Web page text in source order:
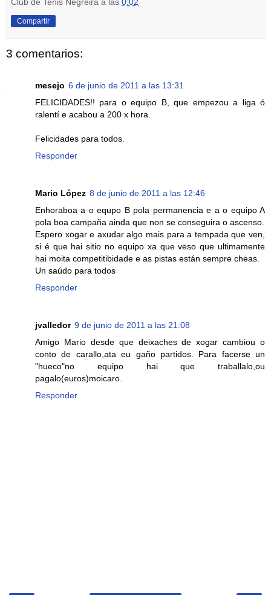
Compartir
3 comentarios:
mesejo 6 de junio de 2011 a las 13:31
FELICIDADES!! para o equipo B, que empezou a liga ó
ralentí e acabou a 200 x hora.
Felicidades para todos.
Responder
Mario López 8 de junio de 2011 a las 12:46
Enhoraboa a o equpo B pola permanencia e a o equipo A
pola boa campaña ainda que non se conseguira o ascenso.
Espero xogar e axudar algo mais para a tempada que ven,
si é que hai sitio no equipo xa que veso que ultimamente
hai moita competitibidade e as pistas están sempre cheas.
Un saúdo para todos
Responder
jvalledor 9 de junio de 2011 a las 21:08
Amigo Mario desde que deixaches de xogar cambiou o
conto de carallo,ata eu gaño partidos. Para facerse un
"hueco"no equipo hai que traballalo,ou
pagalo(euros)moicaro.
Responder